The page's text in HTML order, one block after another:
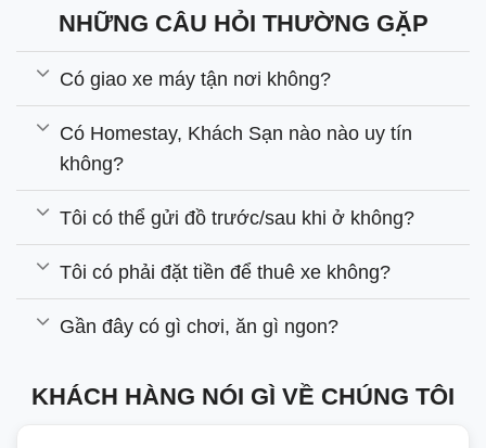
NHỮNG CÂU HỎI THƯỜNG GẶP
Có giao xe máy tận nơi không?
Có Homestay, Khách Sạn nào nào uy tín
không?
Tôi có thể gửi đồ trước/sau khi ở không?
Tôi có phải đặt tiền để thuê xe không?
Gần đây có gì chơi, ăn gì ngon?
KHÁCH HÀNG NÓI GÌ VỀ CHÚNG TÔI